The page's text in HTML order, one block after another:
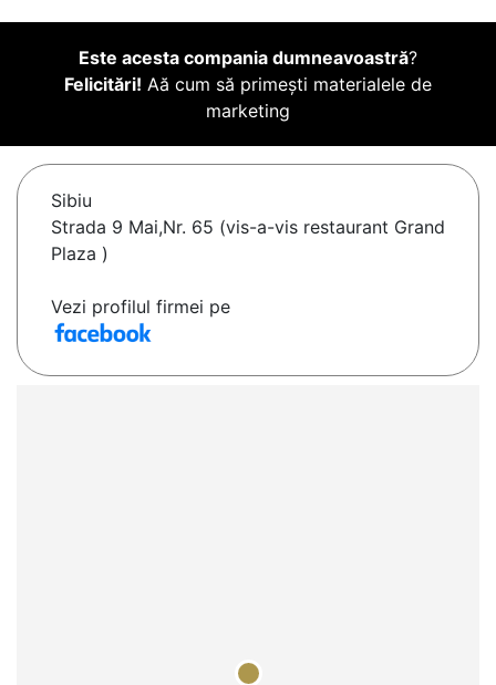
Este acesta compania dumneavoastră?
Felicitări! Aă cum să primești materialele de
marketing
Sibiu
Strada 9 Mai,Nr. 65 (vis-a-vis restaurant Grand
Plaza )
Vezi profilul firmei pe